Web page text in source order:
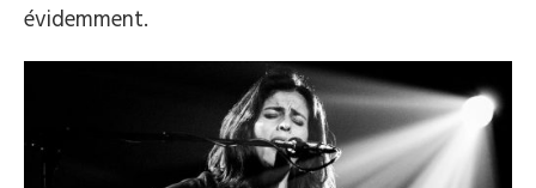
évidemment.